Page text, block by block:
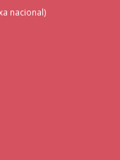
nacional)